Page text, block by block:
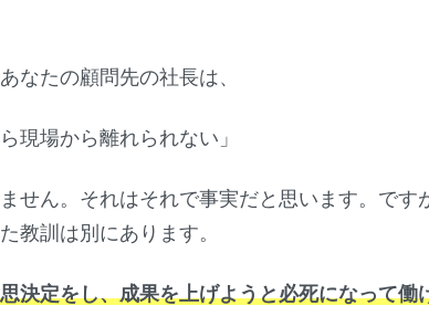
なたの顧問先の社長は、
現場から離れられない」
せん。それはそれで事実だと思います。で
教訓は別にあります。
決定をし、成果を上げようと必死になって働